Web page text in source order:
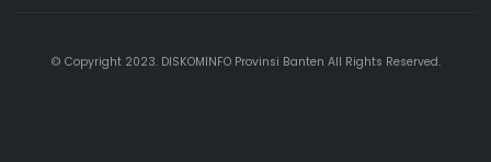
© Copyright 2023. DISKOMINFO Provinsi Banten All Rights Reserved.